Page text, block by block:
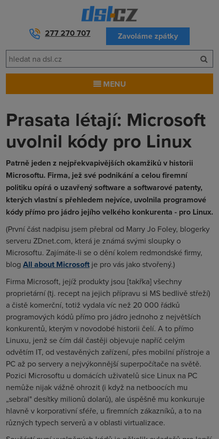
277 270 707 Zavoláme zpátky
MENU
Prasata létají: Microsoft
uvolnil kódy pro Linux
Patrně jeden z nejpřekvapivějších okamžiků v historii
Microsoftu. Firma, jež své podnikání a celou firemní
politiku opírá o uzavřený software a softwarové patenty,
kterých vlastní s přehledem nejvíce, uvolnila programové
kódy přímo pro jádro jejího velkého konkurenta - pro Linux.
(První část nadpisu jsem přebral od Marry Jo Foley, blogerky
serveru ZDnet.com, která je známá svými sloupky o
Microsoftu. Zajímáte-li se o dění kolem redmondské firmy,
blog All about Microsoft je pro vás jako stvořený.)
Firma Microsoft, jejíž produkty jsou [takřka] všechny
proprietární (tj. recept na jejich přípravu si MS bedlivě střeží)
a čistě komerční, totiž vydala víc než 20 000 řádků
programových kódů přímo pro jádro jednoho z největších
konkurentů, kterým v novodobé historii čelí. A to přímo
Linuxu, jenž se čím dál častěji objevuje napříč celým
odvětím IT, od vestavěných zařízení, přes mobilní přístroje a
PC až po servery a nejvýkonnější superpočítače na světě.
Pozici Microsoftu u domácích uživatelů sice Linux na PC
nemůže nijak vážně ohrozit (i když na netboocích mu
„sebral" desítky milionů dolarů), ale úspěšně mu konkuruje
hlavně v korporativní sféře, u firemních zákazníků, a to na
různých typech serverů a v oblasti virtualizace.